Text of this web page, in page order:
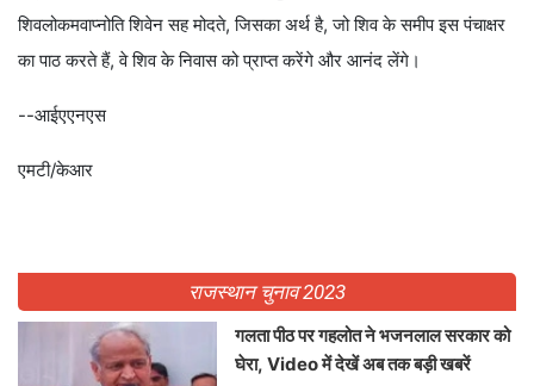
शिवलोकमवाप्नोति शिवेन सह मोदते, जिसका अर्थ है, जो शिव के समीप इस पंचाक्षर
का पाठ करते हैं, वे शिव के निवास को प्राप्त करेंगे और आनंद लेंगे।
--आईएएनएस
एमटी/केआर
राजस्थान चुनाव 2023
गलता पीठ पर गहलोत ने भजनलाल सरकार को
घेरा, Video में देखें अब तक बड़ी खबरें